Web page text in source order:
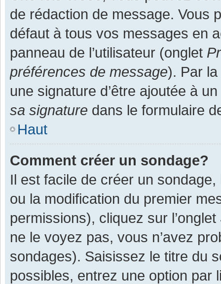
de rédaction de message. Vous
défaut à tous vos messages en
panneau de l’utilisateur (onglet
préférences de message). Par
une signature d’être ajoutée à
sa signature dans le formulaire
Haut
Comment créer un sondage?
Il est facile de créer un
ou la modification du premier
permissions), cliquez sur l’onglet
ne le voyez pas, vous n’avez
sondages). Saisissez le titre du
possibles, entrez une option par